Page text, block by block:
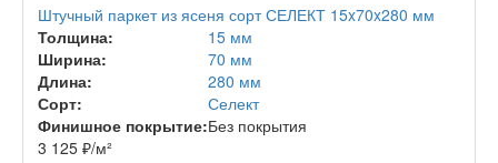
Штучный паркет из ясеня сорт СЕЛЕКТ 15x70x280 мм
Толщина:
15 мм
Ширина:
70 мм
Длина:
280 мм
Сорт:
Селект
Финишное покрытие:Без покрытия
3 125 ₽/м²